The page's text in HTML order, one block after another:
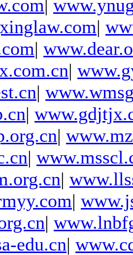
|
|
|
|
|
|
|
|
|
|
|
edu.cn|